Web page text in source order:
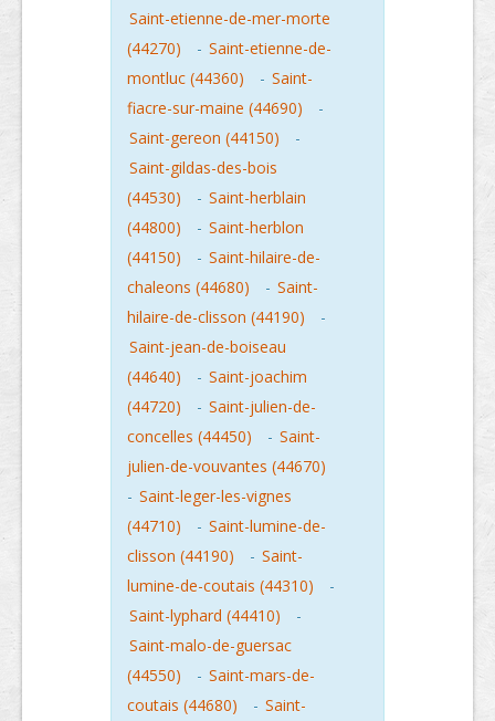
Saint-etienne-de-mer-morte
(44270)
- Saint-etienne-de-
montluc (44360)
- Saint-
fiacre-sur-maine (44690)
-
Saint-gereon (44150)
-
Saint-gildas-des-bois
(44530)
- Saint-herblain
(44800)
- Saint-herblon
(44150)
- Saint-hilaire-de-
chaleons (44680)
- Saint-
hilaire-de-clisson (44190)
-
Saint-jean-de-boiseau
(44640)
- Saint-joachim
(44720)
- Saint-julien-de-
concelles (44450)
- Saint-
julien-de-vouvantes (44670)
- Saint-leger-les-vignes
(44710)
- Saint-lumine-de-
clisson (44190)
- Saint-
lumine-de-coutais (44310)
-
Saint-lyphard (44410)
-
Saint-malo-de-guersac
(44550)
- Saint-mars-de-
coutais (44680)
- Saint-